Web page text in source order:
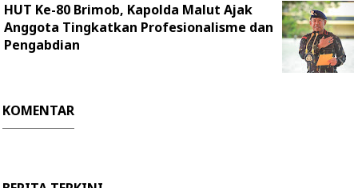
HUT Ke-80 Brimob, Kapolda Malut Ajak
Anggota Tingkatkan Profesionalisme dan
Pengabdian
KOMENTAR